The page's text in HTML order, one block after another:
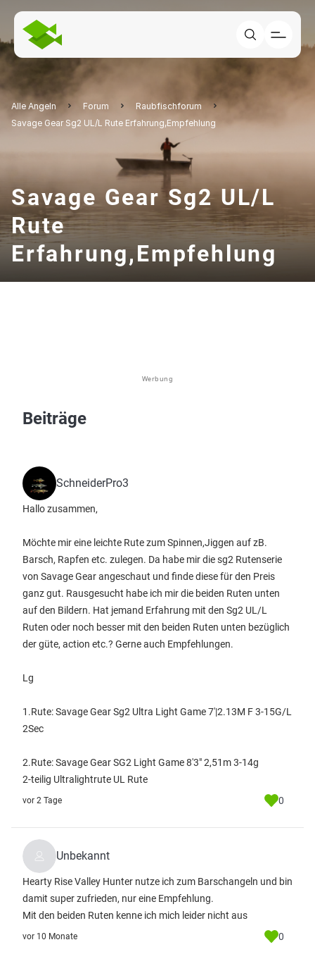
Alle Angeln Forum
Raubfischforum
Savage Gear Sg2 UL/L Rute Erfahrung,Empfehlung
Savage Gear Sg2 UL/L
Rute
Erfahrung,Empfehlung
Werbung
Beiträge
SchneiderPro3
Hallo zusammen,
Möchte mir eine leichte Rute zum Spinnen,Jiggen auf zB.
Barsch, Rapfen etc. zulegen. Da habe mir die sg2 Rutenserie
von Savage Gear angeschaut und finde diese für den Preis
ganz gut. Rausgesucht habe ich mir die beiden Ruten unten
auf den Bildern. Hat jemand Erfahrung mit den Sg2 UL/L
Ruten oder noch besser mit den beiden Ruten unten bezüglich
der güte, action etc.? Gerne auch Empfehlungen.
Lg
1.Rute: Savage Gear Sg2 Ultra Light Game 7'|2.13M F 3-15G/L
2Sec
2.Rute: Savage Gear SG2 Light Game 8'3" 2,51m 3-14g
2-teilig Ultralightrute UL Rute
vor 2 Tage 0
Unbekannt
Hearty Rise Valley Hunter nutze ich zum Barschangeln und bin
damit super zufrieden, nur eine Empfehlung.
Mit den beiden Ruten kenne ich mich leider nicht aus
vor 10 Monate 0